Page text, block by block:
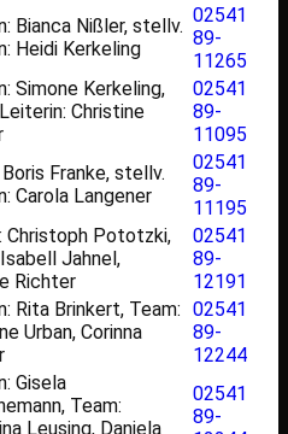
Bianca Nißler, stellv.
Heidi Kerkeling
02541
89-
11265
Simone Kerkeling,
Christine
02541
89-
11095
Franke, stellv.
Carola Langener
02541
89-
11195
Christoph Pototzki,
Jahnel,
Richter
02541
89-
12191
Rita Brinkert, Team:
Urban, Corinna
02541
89-
12244
Gisela
Team:
Leusing, Daniela
02541
89-